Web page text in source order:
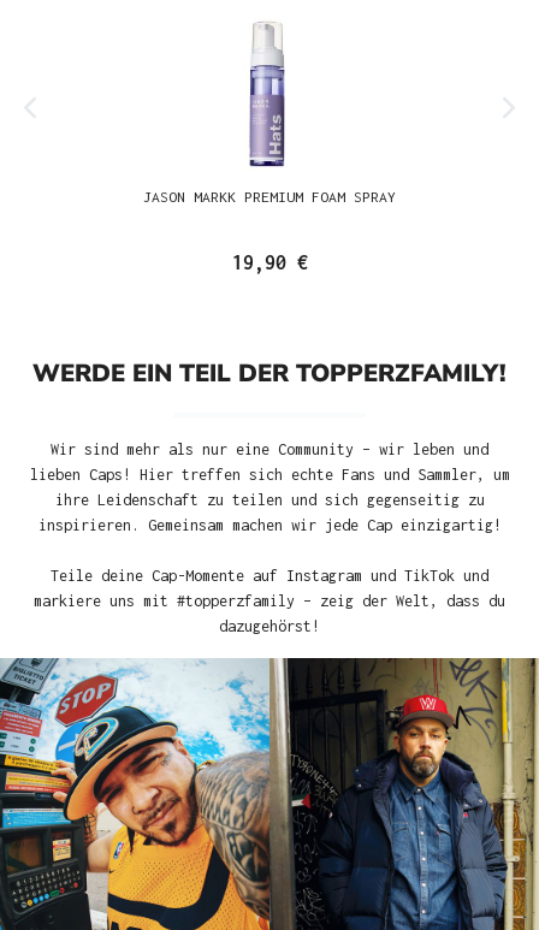
JASON MARKK PREMIUM FOAM SPRAY
19,90 €
WERDE EIN TEIL DER TOPPERZFAMILY!
Wir sind mehr als nur eine Community – wir leben und
lieben Caps! Hier treffen sich echte Fans und Sammler, um
ihre Leidenschaft zu teilen und sich gegenseitig zu
inspirieren. Gemeinsam machen wir jede Cap einzigartig!
Teile deine Cap-Momente auf Instagram und TikTok und
markiere uns mit #topperzfamily – zeig der Welt, dass du
dazugehörst!